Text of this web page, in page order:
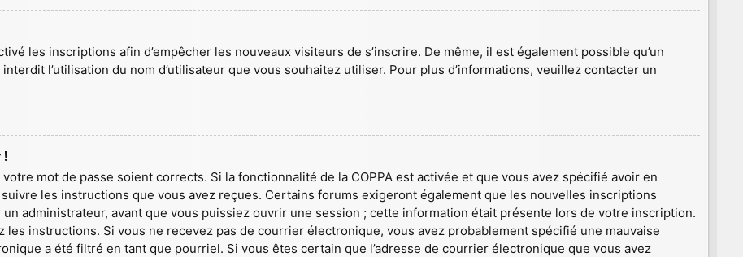
les inscriptions afin d’empêcher les nouveaux visiteurs de s’inscrire. De même, il est également possible qu’un
l’utilisation du nom d’utilisateur que vous souhaitez utiliser. Pour plus d’informations, veuillez contacter un
!
mot de passe soient corrects. Si la fonctionnalité de la COPPA est activée et que vous avez spécifié avoir en
les instructions que vous avez reçues. Certains forums exigeront également que les nouvelles inscriptions
administrateur, avant que vous puissiez ouvrir une session ; cette information était présente lors de votre inscription.
instructions. Si vous ne recevez pas de courrier électronique, vous avez probablement spécifié une mauvaise
a été filtré en tant que pourriel. Si vous êtes certain que l’adresse de courrier électronique que vous avez